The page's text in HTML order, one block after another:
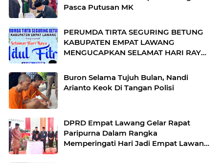
Pasca Putusan MK
PERUMDA TIRTA SEGURING BETUNG
KABUPATEN EMPAT LAWANG
MENGUCAPKAN SELAMAT HARI RAYA
Buron Selama Tujuh Bulan, Nandi
Arianto Keok Di Tangan Polisi
DPRD Empat Lawang Gelar Rapat
Paripurna Dalam Rangka
Memperingati Hari Jadi Empat Lawang